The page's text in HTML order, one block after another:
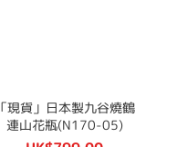
「現貨」日本製九谷燒鶴
連山花瓶(N170-05)